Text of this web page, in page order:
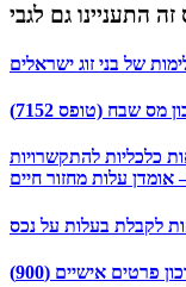
התעניינו גם לגבי
של בני זוג ישראלים
שבח (טופס 7152)
מס’ 40.064: הוראות כלכליות להתקשרויות
לקבלת בעלות על נכס
פרטים אישיים (900)